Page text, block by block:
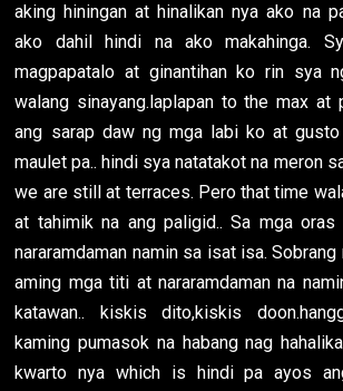
aking hiningan at hinalikan nya ako na
ako dahil hindi na ako makahinga.
magpapatalo at ginantihan ko rin sya
walang sinayang.laplapan to the max at
ang sarap daw ng mga labi ko at
maulet pa.. hindi sya natatakot na meron
we are still at terraces. Pero that time
at tahimik na ang paligid.. Sa mga oras
nararamdaman namin sa isat isa.
aming mga titi at nararamdaman na
katawan.. kiskis dito,kiskis
kaming pumasok na habang nag
kwarto nya which is hindi pa ayos